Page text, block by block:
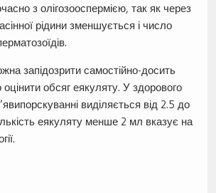
з олігозооспермією, так як через
рідини зменшується і число
запідозрити самостійно-досить
обсяг еякуляту. У здорового
виділяється від 2.5 до
еякуляту менше 2 мл вказує на